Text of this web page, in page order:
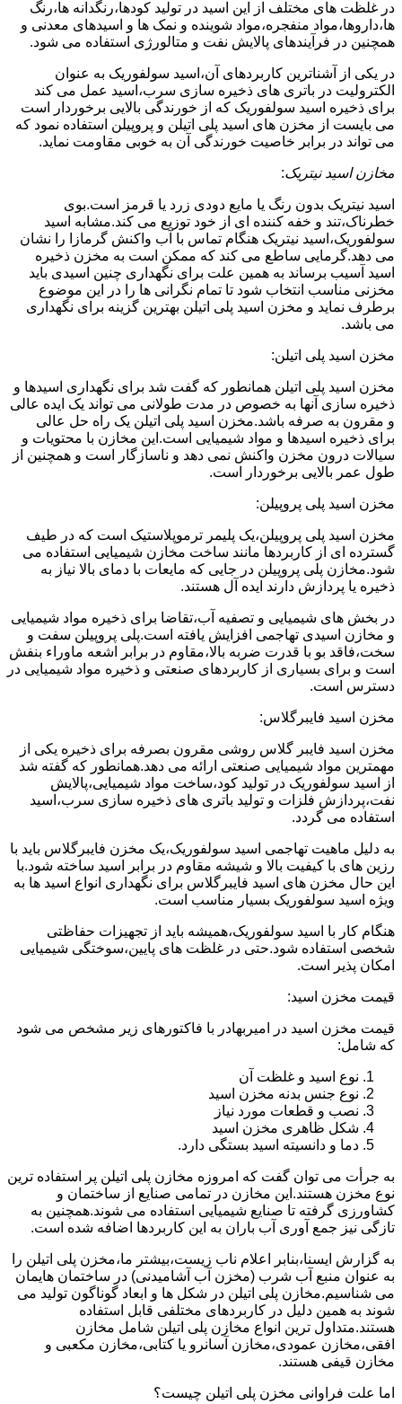
در غلظت های مختلف از این اسید در تولید کودها،رنگدانه ها،رنگ
ها،داروها،مواد منفجره،مواد شوینده و نمک ها و اسیدهای معدنی و
همچنین در فرآیندهای پالایش نفت و متالورژی استفاده می شود.
در یکی از آشناترین کاربردهای آن،اسید سولفوریک به عنوان
الکترولیت در باتری های ذخیره سازی سرب،اسید عمل می کند
برای ذخیره اسید سولفوریک که از خورندگی بالایی برخوردار است
می بایست از مخزن های اسید پلی اتیلن و پروپیلن استفاده نمود که
می تواند در برابر خاصیت خورندگی آن به خوبی مقاومت نماید.
مخازن اسید نیتریک:
اسید نیتریک بدون رنگ یا مایع دودی زرد یا قرمز است.بوی
خطرناک،تند و خفه کننده ای از خود توزیع می کند.مشابه اسید
سولفوریک،اسید نیتریک هنگام تماس با آب واکنش گرمازا را نشان
می دهد.گرمایی ساطع می کند که ممکن است به مخزن ذخیره
اسید آسیب برساند به همین علت برای نگهداری چنین اسیدی باید
مخزنی مناسب انتخاب شود تا تمام نگرانی ها را در این موضوع
برطرف نماید و مخزن اسید پلی اتیلن بهترین گزینه برای نگهداری
می باشد.
مخزن اسید پلی اتیلن:
مخزن اسید پلی اتیلن همانطور که گفت شد برای نگهداری اسیدها و
ذخیره سازی آنها به خصوص در مدت طولانی می تواند یک ایده عالی
و مقرون به صرفه باشد.مخزن اسید پلی اتیلن یک راه حل عالی
برای ذخیره اسیدها و مواد شیمیایی است.این مخازن با محتویات و
سیالات درون مخزن واکنش نمی دهد و ناسازگار است و همچنین از
طول عمر بالایی برخوردار است.
مخزن اسید پلی پروپیلن:
مخزن اسید پلی پروپیلن،یک پلیمر ترموپلاستیک است که در طیف
گسترده ای از کاربردها مانند ساخت مخازن شیمیایی استفاده می
شود.مخازن پلی پروپیلن در جایی که مایعات با دمای بالا نیاز به
ذخیره یا پردازش دارند ایده آل هستند.
در بخش های شیمیایی و تصفیه آب،تقاضا برای ذخیره مواد شیمیایی
و مخازن اسیدی تهاجمی افزایش یافته است.پلی پروپیلن سفت و
سخت،فاقد بو با قدرت ضربه بالا،مقاوم در برابر اشعه ماوراء بنفش
است و برای بسیاری از کاربردهای صنعتی و ذخیره مواد شیمیایی در
دسترس است.
مخزن اسید فایبرگلاس:
مخزن اسید فایبر گلاس روشی مقرون بصرفه برای ذخیره یکی از
مهمترین مواد شیمیایی صنعتی ارائه می دهد.همانطور که گفته شد
از اسید سولفوریک در تولید کود،ساخت مواد شیمیایی،پالایش
نفت،پردازش فلزات و تولید باتری های ذخیره سازی سرب،اسید
استفاده می گردد.
به دلیل ماهیت تهاجمی اسید سولفوریک،یک مخزن فایبرگلاس باید با
رزین های با کیفیت بالا و شیشه مقاوم در برابر اسید ساخته شود.با
این حال مخزن های اسید فایبرگلاس برای نگهداری انواع اسید ها به
ویژه اسید سولفوریک بسیار مناسب است.
هنگام کار با اسید سولفوریک،همیشه باید از تجهیزات حفاظتی
شخصی استفاده شود.حتی در غلظت های پایین،سوختگی شیمیایی
امکان پذیر است.
قیمت مخزن اسید:
قیمت مخزن اسید در امیربهادر با فاکتورهای زیر مشخص می شود
که شامل:
نوع اسید و غلظت آن
نوع جنس بدنه مخزن اسید
نصب و قطعات مورد نیاز
شکل ظاهری مخزن اسید
دما و دانسیته اسید بستگی دارد.
به جرأت می توان گفت که امروزه مخازن پلی اتیلن پر استفاده ترین
نوع مخزن هستند.این مخازن در تمامی صنایع از ساختمان و
کشاورزی گرفته تا صنایع شیمیایی استفاده می شوند.همچنین به
تازگی نیز جمع آوری آب باران به این کاربردها اضافه شده است.
به گزارش ایسنا،بنابر اعلام ناب زیست،بیشتر ما،مخزن پلی اتیلن را
به عنوان منبع آب شرب (مخزن آب آشامیدنی) در ساختمان هایمان
می شناسیم.مخازن پلی اتیلن در شکل ها و ابعاد گوناگون تولید می
شوند به همین دلیل در کاربردهای مختلفی قابل استفاده
هستند.متداول ترین انواع مخازن پلی اتیلن شامل مخازن
افقی،مخازن عمودی،مخازن آسانرو یا کتابی،مخازن مکعبی و
مخازن قیفی هستند.
اما علت فراوانی مخزن پلی اتیلن چیست؟